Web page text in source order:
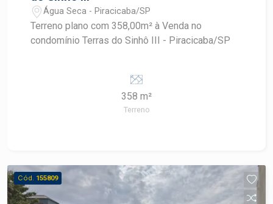
Água Seca - Piracicaba/SP
Terreno plano com 358,00m² à Venda no
condomínio Terras do Sinhô III - Piracicaba/SP
358 m²
Terreno
Cód. 155809